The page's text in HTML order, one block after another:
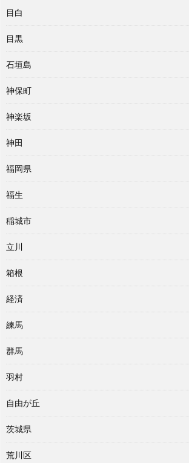
目白
目黒
石垣島
神保町
神楽坂
神田
福岡県
福生
稲城市
立川
箱根
経済
練馬
群馬
羽村
自由が丘
茨城県
荒川区